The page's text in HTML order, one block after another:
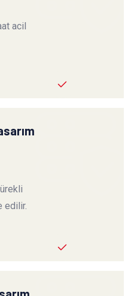
acil
edilir.